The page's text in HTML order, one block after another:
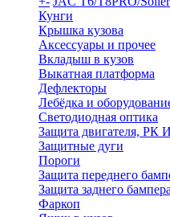
Кунги
Крышка кузова
Аксессуары и прочее
Вкладыш в кузов
Выкатная платформа
Дефлекторы
Лебёдка и
Светодиодная оптика
Защита двигателя,
Защитные дуги
Пороги
Защита переднего
Защита заднего бампера
Фаркоп